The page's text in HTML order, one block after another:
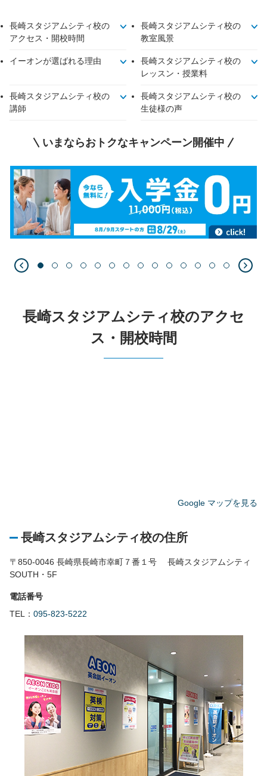
長崎スタジアムシティ校の
アクセス・開校時間
長崎スタジアムシティ校の
教室風景
イーオンが選ばれる理由
長崎スタジアムシティ校の
レッスン・授業料
長崎スタジアムシティ校の
講師
長崎スタジアムシティ校の
生徒様の声
いまならおトクなキャンペーン開催中
長崎スタジアムシティ校のアクセ
ス・開校時間
Google マップを見る
長崎スタジアムシティ校の住所
〒850-0046 長崎県長崎市幸町７番１号 長崎スタジアムシティ
SOUTH・5F
電話番号
TEL： 095-823-5222